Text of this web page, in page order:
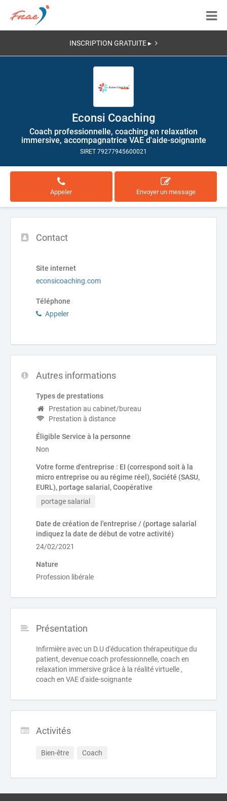
INSCRIPTION GRATUITE ▸
Econsi Coaching
Coach professionnelle, coaching en relaxation
immersive, accompagnatrice VAE d'aide-soignante
SIRET 79277945600021
Appeler Envoyer un message
Contact
Site internet
econsicoaching.com
Téléphone
Appeler
Autres informations
Types de prestations
Prestation au cabinet/bureau
Prestation à distance
Éligible Service à la personne
Non
Votre forme d'entreprise : EI (correspond soit à la
micro entreprise ou au régime réel), Société (SASU,
EURL), portage salarial, Coopérative
portage salarial
Date de création de l'entreprise / (portage salarial
indiquez la date de début de votre activité)
24/02/2021
Nature
Profession libérale
Présentation
Infirmière avec un D.U d'éducation thérapeutique du
patient, devenue coach professionnelle, coach en
relaxation immersive grâce à la réalité virtuelle ,
coach en VAE d'aide-soignante
Activités
Bien-être Coach